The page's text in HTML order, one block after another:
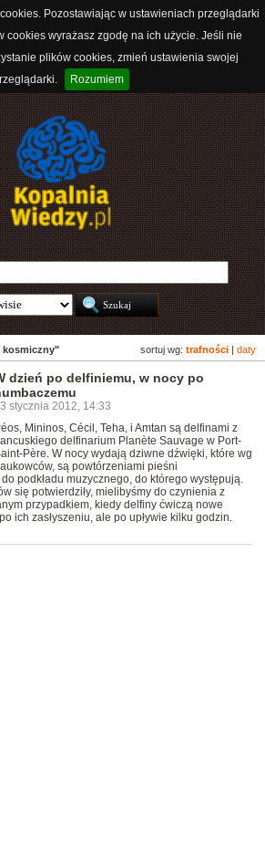
Pozostawiając w ustawieniach przeglądarki
cookies wyrażasz zgodę na ich użycie. Jeśli nie
plików cookies, zmień ustawienia swojej
Rozumiem
sortuj wg: trafności daty
kosmiczny"
dzień po delfiniemu, w nocy po
stycznia 2012, 14:33
Mininos, Cécil, Teha, i Amtan są delfinami z
delfinarium Planète Sauvage w Port-
Père. W nocy wydają dziwne dźwięki, które wg
są powtórzeniami pieśni
do podkładu muzycznego, do którego występują.
się potwierdziły, mielibyśmy do czynienia z
przypadkiem, kiedy delfiny ćwiczą nowe
ich zasłyszeniu, ale po upływie kilku godzin.